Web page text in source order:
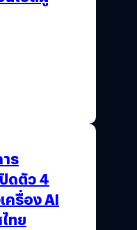
ร
ดตัว 4
ครื่อง AI
ทย